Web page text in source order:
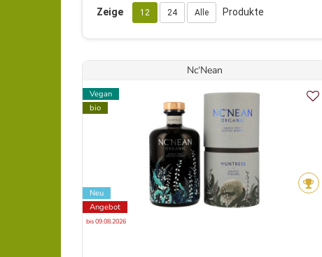
Zeige 12 24 Alle Produkte
Nc‘Nean
Vegan
bio
Neu
Angebot
bis 09.08.2026